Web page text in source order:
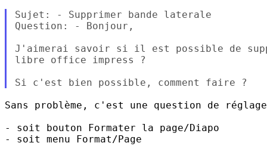
Sujet: - Supprimer bande laterale
Question: - Bonjour,
J'aimerai savoir si il est possible de
libre office impress ?
Sans problème, c'est une question de
- soit bouton Formater la page/Diapo
- soit menu Format/Page